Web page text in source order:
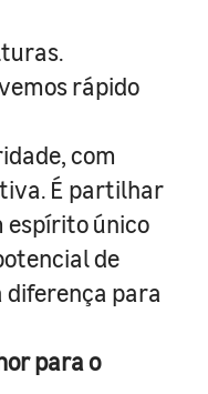
rápido
com
É partilhar
espírito único
de
diferença para
para o